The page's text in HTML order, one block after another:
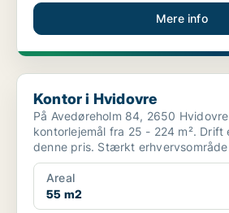
Mere info
Kontor i Hvidovre
Kontor i Hvidovre
På Avedøreholm 84, 2650
kontorlejemål fra 25 - 224 m². Drift er inkluderet i
denne pris. Stærkt erhvervsområde med store
virksomheder ...
Areal
55 m2